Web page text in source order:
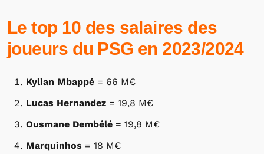
Le top 10 des salaires des
joueurs du PSG en 2023/2024
Kylian Mbappé = 66 M€
Lucas Hernandez = 19,8 M€
Ousmane Dembélé = 19,8 M€
Marquinhos = 18 M€